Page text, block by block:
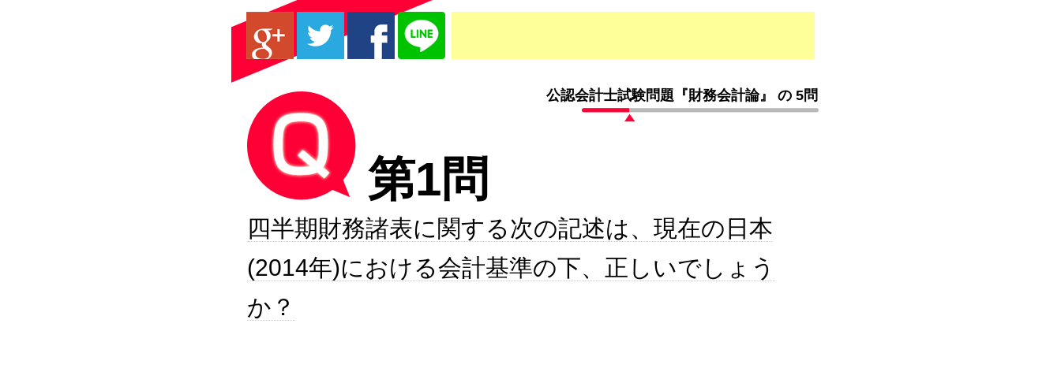
公認会計士試験問題『財務会計論』 の 5問
第1問
四半期財務諸表に関する次の記述は、現在の日本
(2014年)における会計基準の下、正しいでしょう
か？